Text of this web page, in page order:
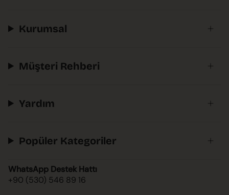
Kurumsal
Müşteri Rehberi
Yardım
Popüler Kategoriler
WhatsApp Destek Hattı
+90 (530) 546 89 16